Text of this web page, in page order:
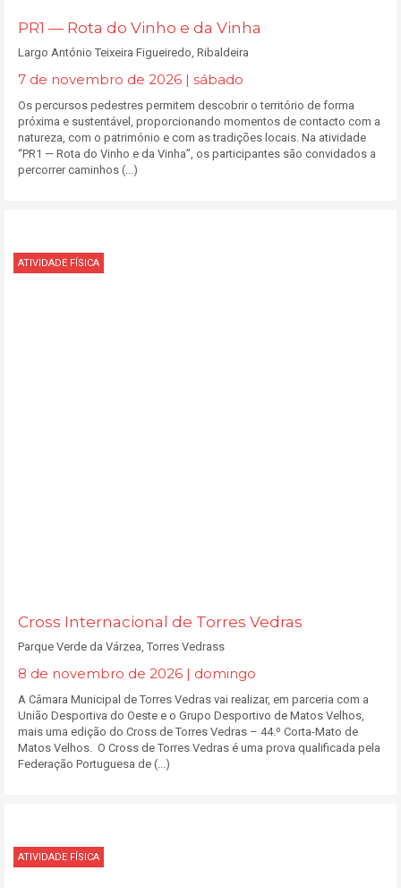
PR1 — Rota do Vinho e da Vinha
Largo António Teixeira Figueiredo, Ribaldeira
7 de novembro de 2026 | sábado
Os percursos pedestres permitem descobrir o território de forma
próxima e sustentável, proporcionando momentos de contacto com a
natureza, com o património e com as tradições locais. Na atividade
“PR1 — Rota do Vinho e da Vinha”, os participantes são convidados a
percorrer caminhos (...)
ATIVIDADE FÍSICA
Cross Internacional de Torres Vedras
Parque Verde da Várzea, Torres Vedrass
8 de novembro de 2026 | domingo
A Câmara Municipal de Torres Vedras vai realizar, em parceria com a
União Desportiva do Oeste e o Grupo Desportivo de Matos Velhos,
mais uma edição do Cross de Torres Vedras – 44.º Corta-Mato de
Matos Velhos. O Cross de Torres Vedras é uma prova qualificada pela
Federação Portuguesa de (...)
ATIVIDADE FÍSICA